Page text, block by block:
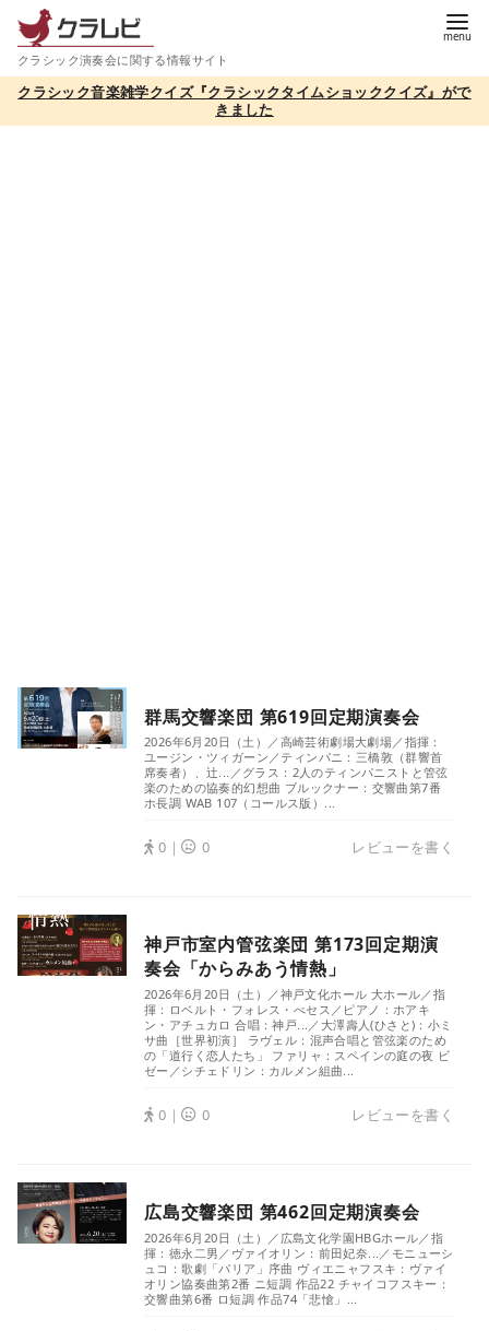
テ
ツ
クラシック演奏会に関する情報サイト
クラシック音楽雑学クイズ『クラシックタイムショッククイズ』がで
きました
群馬交響楽団 第619回定期演奏会
2026年6月20日（土）／高崎芸術劇場大劇場／指揮：
ユージン・ツィガーン／ティンパニ：三橋敦（群響首
席奏者）、辻󠄀...／グラス：2人のティンパニストと管弦
楽のための協奏的幻想曲 ブルックナー：交響曲第7番
ホ長調 WAB 107（コールス版）...
0｜ 0 レビューを書く
神戸市室内管弦楽団 第173回定期演
奏会「からみあう情熱」
2026年6月20日（土）／神戸文化ホール 大ホール／指
揮：ロベルト・フォレス・べセス／ピアノ：ホアキ
ン・アチュカロ 合唱：神戸...／大澤壽人(ひさと)：小ミ
サ曲［世界初演］ ラヴェル：混声合唱と管弦楽のため
の「道行く恋人たち」 ファリャ：スペインの庭の夜 ビ
ゼー／シチェドリン：カルメン組曲...
0｜ 0 レビューを書く
広島交響楽団 第462回定期演奏会
2026年6月20日（土）／広島文化学園HBGホール／指
揮：徳永二男／ヴァイオリン：前田妃奈...／モニューシ
ュコ：歌劇「パリア」序曲 ヴィエニャフスキ：ヴァイ
オリン協奏曲第2番 ニ短調 作品22 チャイコフスキー：
交響曲第6番 ロ短調 作品74「悲愴」...